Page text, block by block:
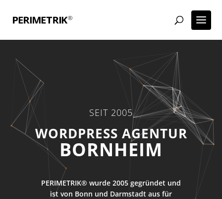
SEIT 2005
ECOMMERCE AGENTUR
BORNHEIM
PERIMETRIK® wurde 2005 gegründet und
ist von Bonn und Darmstadt aus für